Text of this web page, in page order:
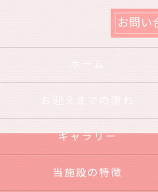
お問い
ホーム
お迎えまでの流れ
ギャラリー
当施設の特徴